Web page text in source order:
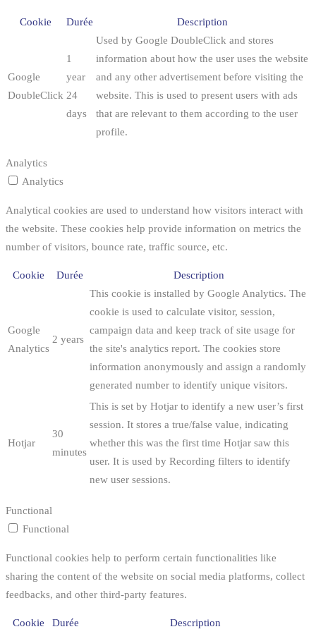
Cookie Durée Description
Google
DoubleClick
1
year
24
days
Used by Google DoubleClick and stores
information about how the user uses the website
and any other advertisement before visiting the
website. This is used to present users with ads
that are relevant to them according to the user
profile.
Analytics
Analytics
Analytical cookies are used to understand how visitors interact with
the website. These cookies help provide information on metrics the
number of visitors, bounce rate, traffic source, etc.
Cookie Durée Description
Google
Analytics
2 years
This cookie is installed by Google Analytics. The
cookie is used to calculate visitor, session,
campaign data and keep track of site usage for
the site's analytics report. The cookies store
information anonymously and assign a randomly
generated number to identify unique visitors.
Hotjar
30
minutes
This is set by Hotjar to identify a new user’s first
session. It stores a true/false value, indicating
whether this was the first time Hotjar saw this
user. It is used by Recording filters to identify
new user sessions.
Functional
Functional
Functional cookies help to perform certain functionalities like
sharing the content of the website on social media platforms, collect
feedbacks, and other third-party features.
Cookie Durée Description